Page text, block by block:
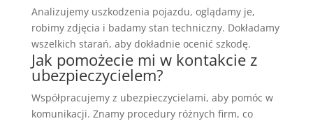
Analizujemy uszkodzenia pojazdu, oglądamy je,
robimy zdjęcia i badamy stan techniczny. Dokładamy
wszelkich starań, aby dokładnie ocenić szkodę.
Jak pomożecie mi w kontakcie z
ubezpieczycielem?
Współpracujemy z ubezpieczycielami, aby pomóc w
komunikacji. Znamy procedury różnych firm, co